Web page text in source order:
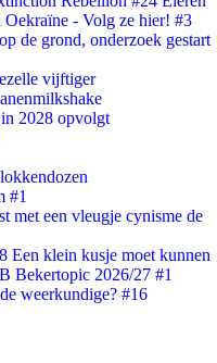
- Volg ze hier! #3
de grond, onderzoek gestart
vijftiger
2028 opvolgt
#1
met een vleugje cynisme de
Een klein kusje moet kunnen
Bekertopic 2026/27 #1
weerkundige? #16